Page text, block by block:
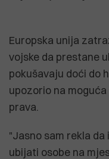
Europska unija
vojske da prestane
pokušavaju doći do
upozorio na
prava.
"Jasno sam rekla
ubijati osobe na